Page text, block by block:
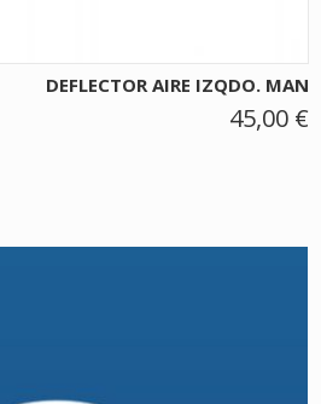
DEFLECTOR AIRE IZQDO. MAN
45,00 €